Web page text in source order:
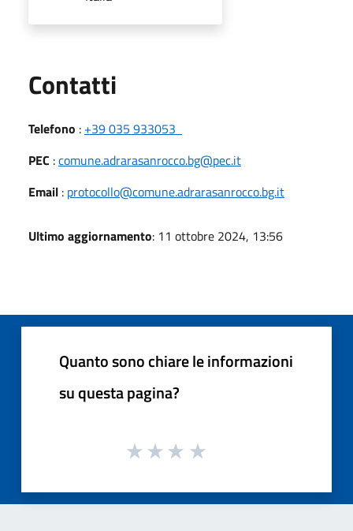
Contatti
Telefono : +39 035 933053
PEC :comune.adrarasanrocco.bg@pec.it
Email : protocollo@comune.adrarasanrocco.bg.it
Ultimo aggiornamento: 11 ottobre 2024, 13:56
Quanto sono chiare le informazioni
su questa pagina?